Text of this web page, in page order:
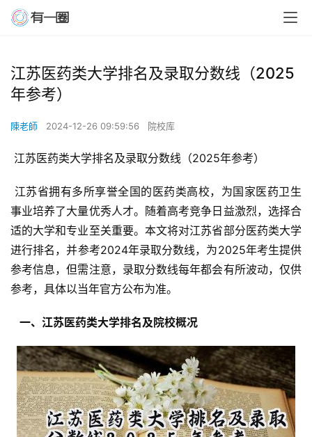
江苏医药类大学排名及录取分数线（2025
年参考）
陳老師 2024-12-26 09:59:56 院校库
江苏医药类大学排名及录取分数线（2025年参考）
事业培养了大量优秀人才。随着高考竞争日益激烈，选择合
适的大学和专业至关重要。本文将对江苏省部分医药类大学
进行排名，并参考2024年录取分数线，为2025年考生提供
参考信息，但需注意，录取分数线每年都会有所波动，仅供
参考，具体以当年官方公布为准。
  一、江苏医药类大学排名及院校概况